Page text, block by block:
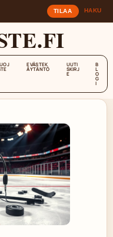
TILAA HAKU
EVÄSTEK
ÄYTÄNTÖ
UUTI
SKIRJ
E
B
L
O
G
I